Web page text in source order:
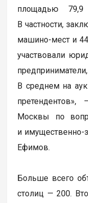
площадью 79,9
В частности,
машино-мест и
участвовали
В среднем на
Москвы по
и
Ефимов.
Больше всего
столиц — 200.